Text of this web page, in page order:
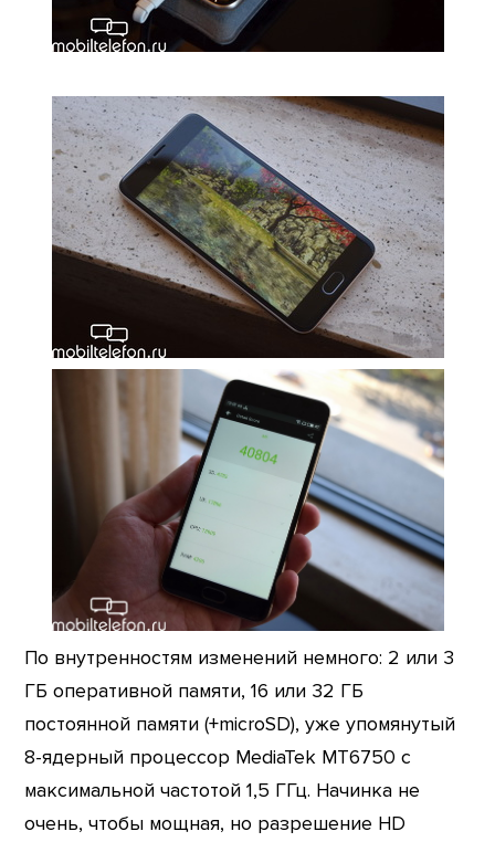
По внутренностям изменений немного: 2 или 3
ГБ оперативной памяти, 16 или 32 ГБ
постоянной памяти (+microSD), уже упомянутый
8-ядерный процессор MediaTek MT6750 с
максимальной частотой 1,5 ГГц. Начинка не
очень, чтобы мощная, но разрешение HD